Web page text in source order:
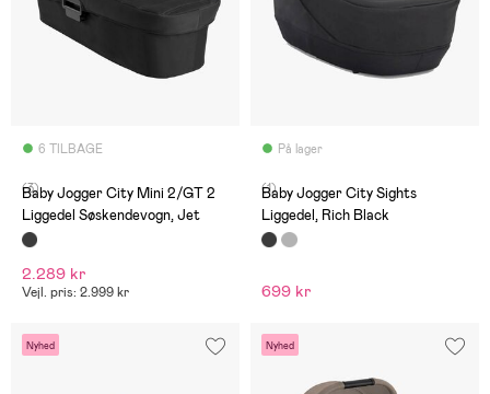
6 TILBAGE
(3)
Baby Jogger City Mini 2/GT 2
Liggedel Søskendevogn, Jet
2.289 kr
Vejl. pris: 2.999 kr
På lager
(1)
Baby Jogger City Sights
Liggedel, Rich Black
699 kr
Nyhed Nyhed